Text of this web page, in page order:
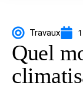
Travaux
Quel